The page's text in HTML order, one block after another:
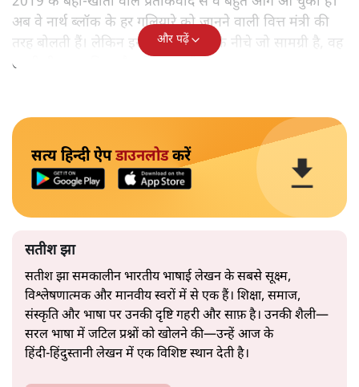
अब वे नार्थ ब्लॉक के हर गलियारे को जानने वाली वित्त मंत्री की
तरह बोलती हैं। लेकिन इस आत्मविश्वास के नीचे जो सामग्री है, वह
उतनी ही अनुमानित और दोहराव भरी।
और पढ़ें
सत्य हिन्दी ऐपडाउनलोडकरें
सतीश झा
सतीश झा समकालीन भारतीय भाषाई लेखन के सबसे सूक्ष्म,
विश्लेषणात्मक और मानवीय स्वरों में से एक हैं। शिक्षा, समाज,
संस्कृति और भाषा पर उनकी दृष्टि गहरी और साफ़ है। उनकी शैली—
सरल भाषा में जटिल प्रश्नों को खोलने की—उन्हें आज के
हिंदी‑हिंदुस्तानी लेखन में एक विशिष्ट स्थान देती है।